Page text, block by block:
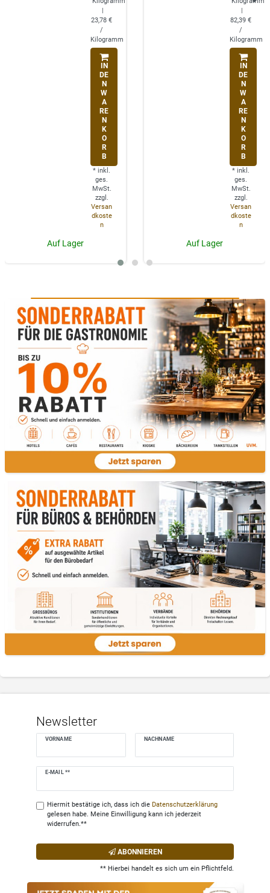
23,78 €
/
Kilogramm
IN
DE
N
W
A
RE
N
K
O
R
B
* inkl.
ges.
MwSt.
zzgl.
Versan
dkoste
n
Auf Lager
82,39 €
/
Kilogramm
IN
DE
N
W
A
RE
N
K
O
R
B
* inkl.
ges.
MwSt.
zzgl.
Versan
dkoste
n
Auf Lager
Newsletter
VORNAME NACHNAME
E-MAIL **
Newsletter
Hiermit bestätige ich, dass ich die Daten­schutz­erklärung
gelesen habe. Meine Einwilligung kann ich jederzeit
widerrufen.**
ABONNIEREN
** Hierbei handelt es sich um ein Pflichtfeld.